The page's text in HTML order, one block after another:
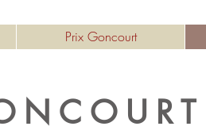
Prix Goncourt